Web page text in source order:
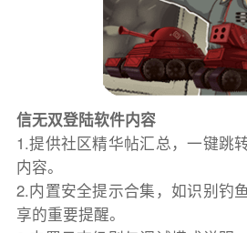
信无双登陆软件内容
1.提供社区精华帖汇总，一键跳
内容。
2.内置安全提示合集，如识别钓
享的重要提醒。